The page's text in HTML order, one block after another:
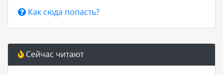
Как сюда попасть?
Сейчас читают